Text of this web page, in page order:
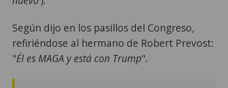
Según dijo en los pasillos del Congreso,
refiriéndose al hermano de Robert Prevost:
"Él es MAGA y está con Trump".